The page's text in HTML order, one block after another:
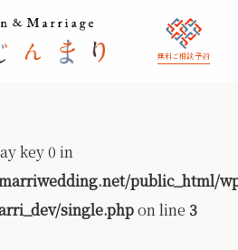
無料ご相談 予約
key 0 in
public_html/
single.phpon line 3